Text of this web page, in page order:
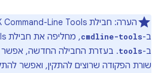
ב-cmdline-tools
ב-tools. בעזרת החבילה החדשה, אפשר
שורת הפקודה שרוצים להתקין, ואפשר